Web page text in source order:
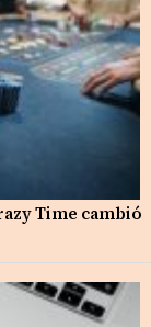
Time cambió